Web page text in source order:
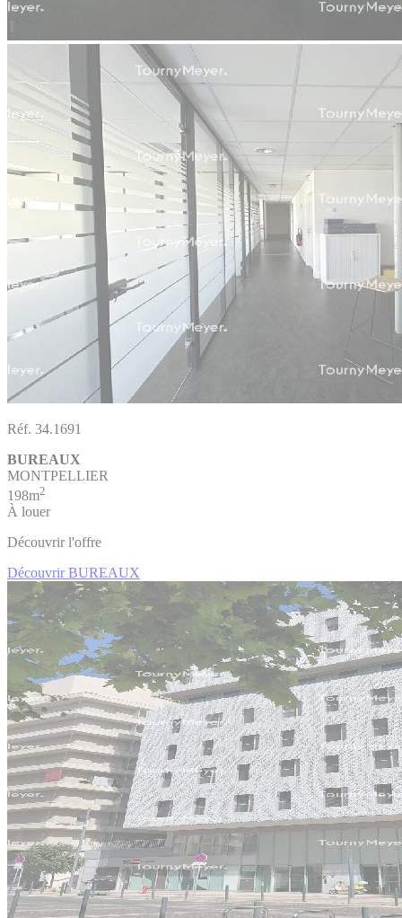
Réf. 34.1691
BUREAUX
MONTPELLIER
198m2
À louer
Découvrir l'offre
Découvrir BUREAUX